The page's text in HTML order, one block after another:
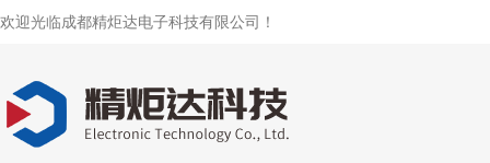
欢迎光临成都精炬达电子科技有限公司！